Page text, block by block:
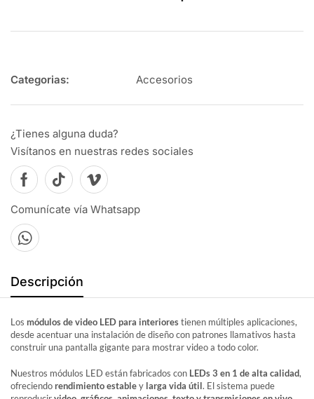
Accesorios
¿Tienes alguna duda?
Visítanos en nuestras redes sociales
Comunícate vía Whatsapp
Descripción
Los módulos de video LED para interiorestienen múltiples aplicaciones,
desde acentuar una instalación de diseño con patrones llamativos hasta
construir una pantalla gigante para mostrar video a todo color.
Nuestros módulos LED están fabricados con LEDs 3 en 1 de alta calidad,
ofreciendorendimiento establey larga vida útil. El sistema puede